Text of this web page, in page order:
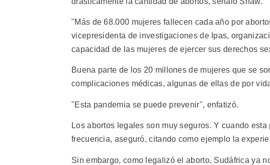
"Más de 68.000 mujeres fallecen cada año por
vicepresidenta de investigaciones de Ipas,
capacidad de las mujeres de ejercer sus derechos
Buena parte de los 20 millones de mujeres que se
complicaciones médicas, algunas de ellas de por
"Esta pandemia se puede prevenir", enfatizó.
Los abortos legales son muy seguros. Y cuando
frecuencia, aseguró, citando como ejemplo la
Sin embargo, como legalizó el aborto, Sudáfrica ya